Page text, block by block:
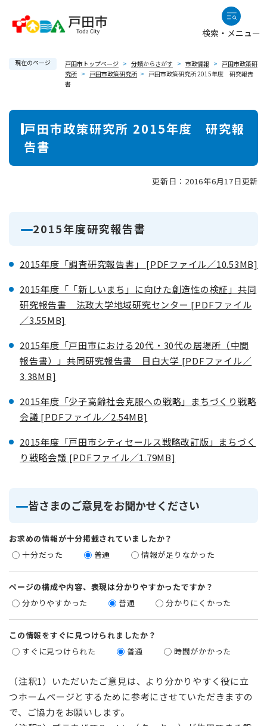
検索・メニュー
現在のページ 戸田市トップページ > 分類からさがす > 市政情報 > 戸田市政策研
究所 > 戸田市政策研究所 > 戸田市政策研究所 2015年度 研究報告
書
本
戸田市政策研究所 2015年度 研究報
告書
更新日：2016年6月17日更新
2015年度研究報告書
2015年度「調査研究報告書」 [PDFファイル／10.53MB]
2015年度「「新しいまち」に向けた創造性の検証」共同
研究報告書 法政大学地域研究センター [PDFファイル
／3.55MB]
2015年度「戸田市における20代・30代の居場所（中間
報告書）」共同研究報告書 目白大学 [PDFファイル／
3.38MB]
2015年度「少子高齢社会克服への戦略」まちづくり戦略
会議 [PDFファイル／2.54MB]
2015年度「戸田市シティセールス戦略改訂版」まちづく
り戦略会議 [PDFファイル／1.79MB]
皆さまのご意見をお聞かせください
お求めの情報が十分掲載されていましたか？
十分だった
普通 情報が足りなかった
ページの構成や内容、表現は分かりやすかったですか？
分かりやすかった
普通 分かりにくかった
この情報をすぐに見つけられましたか？
すぐに見つけられた
普通 時間がかかった
（注釈1）いただいたご意見は、より分かりやすく役に立
つホームページとするために参考にさせていただきますの
で、ご協力をお願いします。